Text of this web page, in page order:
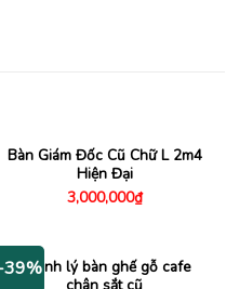
Bàn Giám Đốc Cũ Chữ L 2m4
Hiện Đại
3,000,000₫
39%
Thanh lý bàn ghế gỗ cafe